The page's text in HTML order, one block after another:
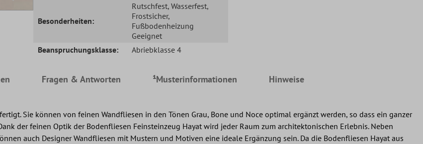
Besonderheiten:
Rutschfest, Wasserfest,
Frostsicher,
Fußbodenheizung
Geeignet
Beanspruchungsklasse:
Abriebklasse 4
Fragen & Antworten ¹Musterinformationen Hinweise
Sie können von feinen Wandfliesen in den Tönen Grau, Bone und Noce optimal ergänzt werden, so dass ein ganzer
der feinen Optik der Bodenfliesen Feinsteinzeug Hayat wird jeder Raum zum architektonischen Erlebnis. Neben
auch Designer Wandfliesen mit Mustern und Motiven eine ideale Ergänzung sein. Da die Bodenfliesen Hayat aus